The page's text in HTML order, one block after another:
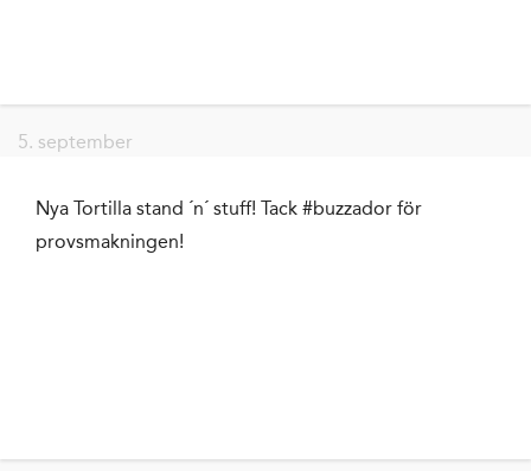
5. september
Nya Tortilla stand ´n´ stuff! Tack #buzzador för
provsmakningen!